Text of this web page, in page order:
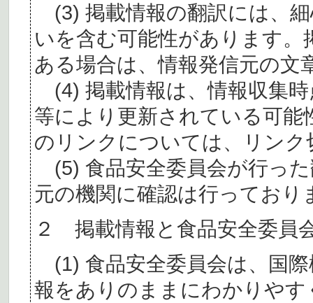
(3) 掲載情報の翻訳には、
いを含む可能性があります。
ある場合は、情報発信元の文
(4) 掲載情報は、情報収集
等により更新されている可
のリンクについては、リン
(5) 食品安全委員会が行っ
元の機関に確認は行っており
２ 掲載情報と食品安全委員
(1) 食品安全委員会は、国
報をありのままにわかりや